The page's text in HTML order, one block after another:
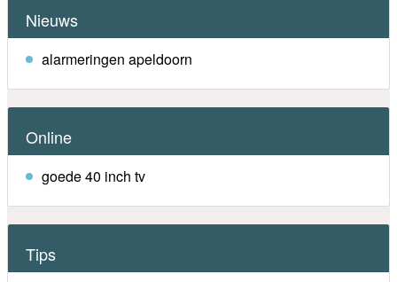
Nieuws
alarmeringen apeldoorn
Online
goede 40 inch tv
Tips